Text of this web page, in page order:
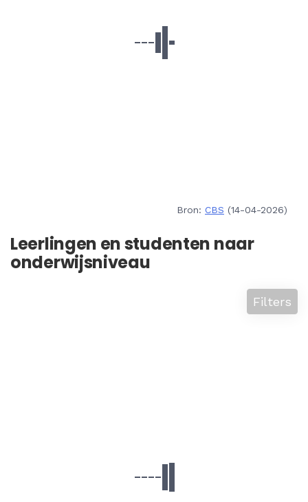
Bron: CBS (14-04-2026)
Leerlingen en studenten naar
onderwijsniveau
Filters